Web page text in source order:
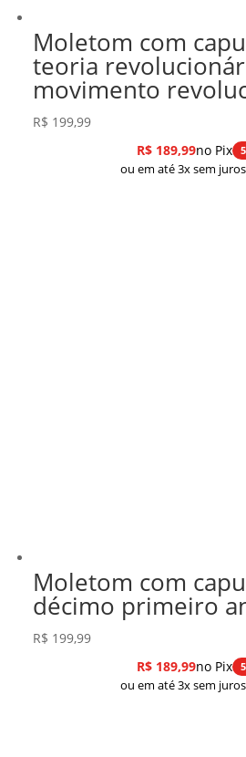
Moletom com
teoria
movimento
R$ 199,99
R$189,99no Pix
ou em até 3x sem
Moletom com
décimo primeiro
R$ 199,99
R$189,99no Pix
ou em até 3x sem